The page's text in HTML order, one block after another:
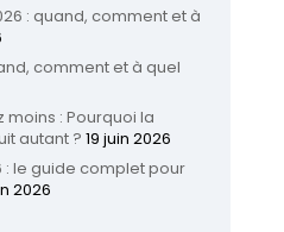
: quand, comment et à
comment et à quel
moins : Pourquoi la
autant ? 19 juin 2026
: le guide complet pour
2026